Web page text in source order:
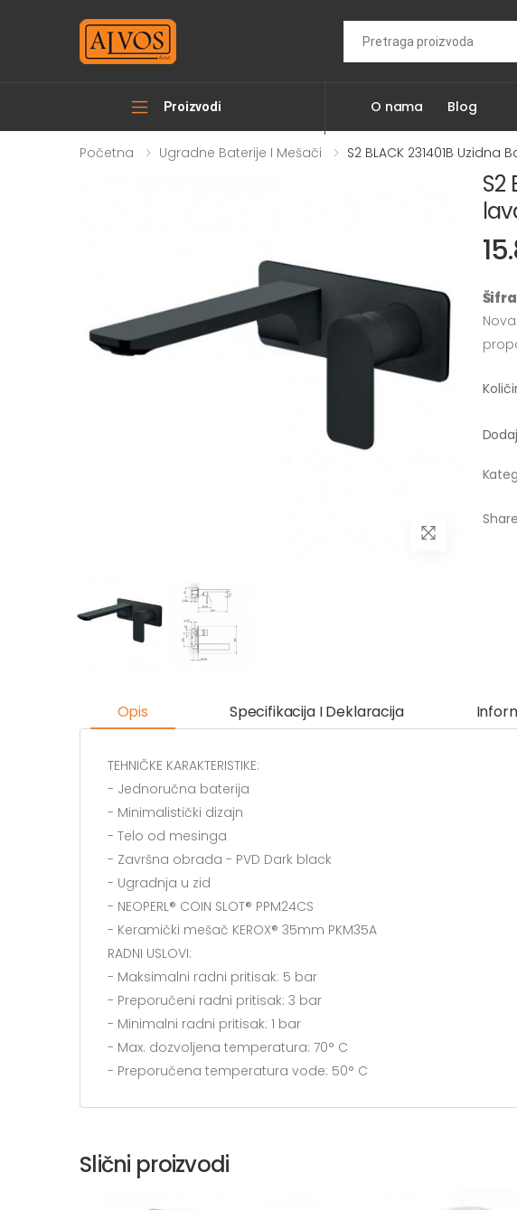
Proizvodi O nama Blog
Početna Ugradne Baterije I Mešači S2 BLACK 231401B Uzidna
S2
Opis Specifikacija I Deklaracija
TEHNIČKE KARAKTERISTIKE:
- Jednoručna baterija
- Minimalistički dizajn
- Telo od mesinga
- Završna obrada - PVD Dark black
- Ugradnja u zid
- NEOPERL® COIN SLOT® PPM24CS
- Keramički mešač KEROX® 35mm PKM35A
RADNI USLOVI:
- Maksimalni radni pritisak: 5 bar
- Preporučeni radni pritisak: 3 bar
- Minimalni radni pritisak: 1 bar
- Max. dozvoljena temperatura: 70° C
- Preporučena temperatura vode: 50° C
Slični proizvodi